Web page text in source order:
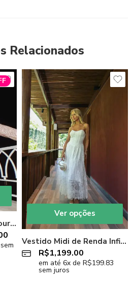
Relacionados
Vestido Copacabana Dourado
sem
Ver opções
Vestido Midi de Renda Infinity Off-White
R$1,199.00
em até 6x de R$199.83
sem juros